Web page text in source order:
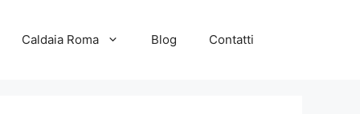
Caldaia Roma Blog Contatti